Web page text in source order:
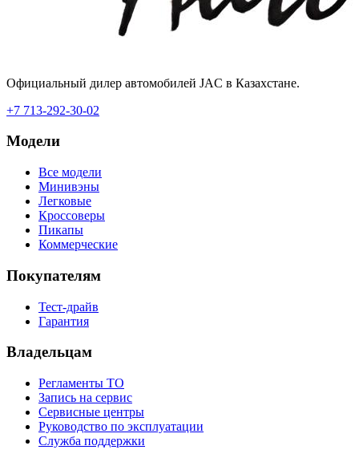
Официальный дилер автомобилей JAC в Казахстане.
+7 713-292-30-02
Модели
Все модели
Минивэны
Легковые
Кроссоверы
Пикапы
Коммерческие
Покупателям
Тест-драйв
Гарантия
Владельцам
Регламенты ТО
Запись на сервис
Сервисные центры
Руководство по эксплуатации
Служба поддержки